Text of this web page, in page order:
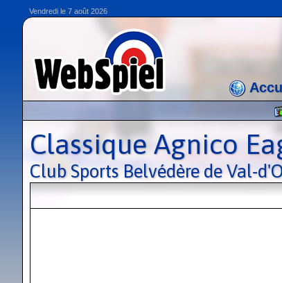
Vendredi le 7 août 2026
Classique Agnico
Club Sports Belvédère de Val-